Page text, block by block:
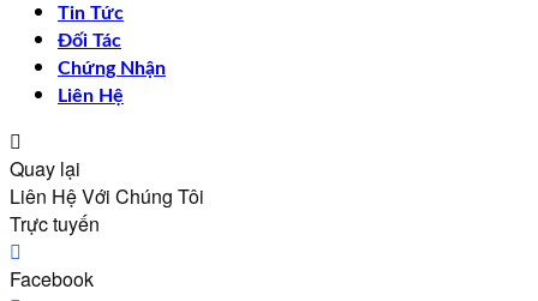
Tin Tức
Đối Tác
Chứng Nhận
Liên Hệ
Quay lại
Liên Hệ Với Chúng Tôi
Trực tuyến
Facebook